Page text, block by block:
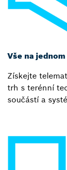
Vše na
Získejte
trh s terénní
součástí a